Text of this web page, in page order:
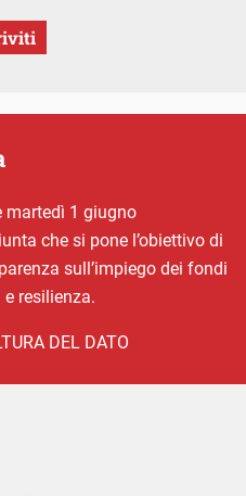
martedì 1 giugno
che si pone l’obiettivo di
sull’impiego dei fondi
resilienza.
DEL DATO